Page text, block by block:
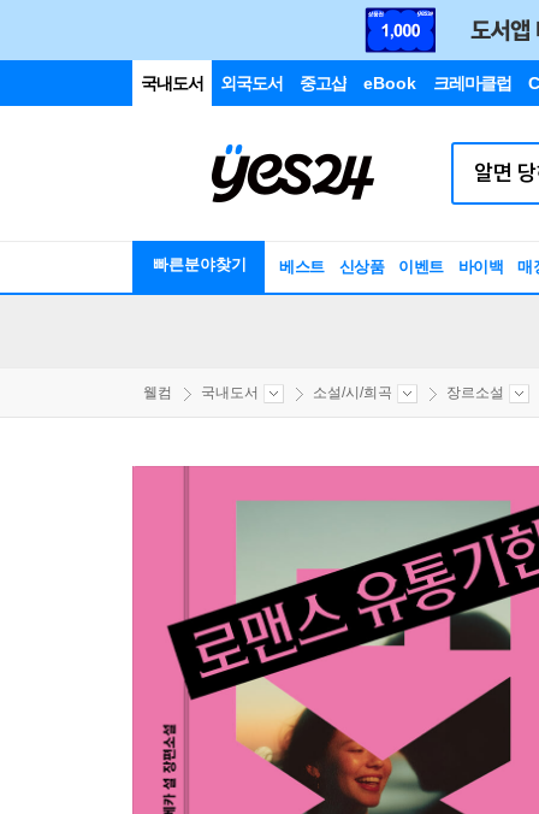
국내도서 외국도서 중고샵 eBook 크레마클럽
빠른분야찾기 베스트 신상품 이벤트 바이백 매
웰컴 국내도서 소설/시/희곡 장르소설